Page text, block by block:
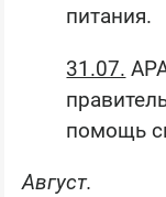
питания.
31.07.
помощь
Август.